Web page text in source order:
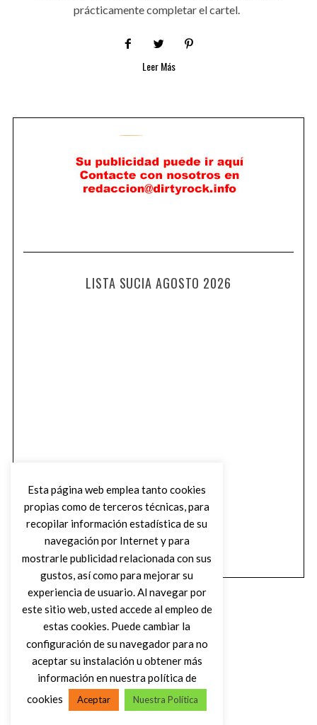
prácticamente completar el cartel.
Leer Más
LISTA SUCIA AGOSTO 2026
VOLVER AL INICIO
Esta página web emplea tanto cookies
propias como de terceros técnicas, para
recopilar información estadística de su
navegación por Internet y para
mostrarle publicidad relacionada con sus
gustos, así como para mejorar su
experiencia de usuario. Al navegar por
este sitio web, usted accede al empleo de
estas cookies. Puede cambiar la
configuración de su navegador para no
aceptar su instalación u obtener más
información en nuestra política de
cookies
Aceptar Nuestra Política